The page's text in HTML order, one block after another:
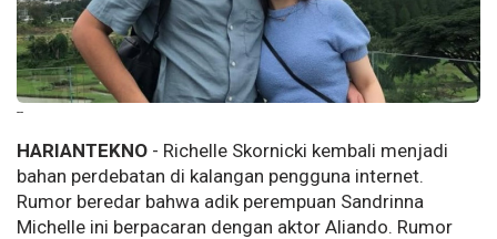
--
HARIANTEKNO - Richelle Skornicki kembali menjadi
bahan perdebatan di kalangan pengguna internet.
Rumor beredar bahwa adik perempuan Sandrinna
Michelle ini berpacaran dengan aktor Aliando. Rumor